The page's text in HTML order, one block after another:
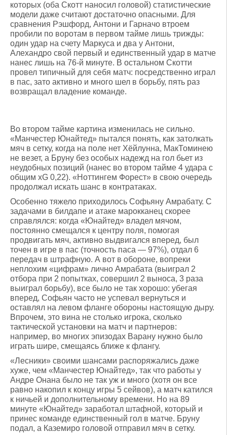
которых (оба Скотт наносил головой) статистические
модели даже считают достаточно опасными. Для
сравнения Рэшфорд, Антони и Гарначо втроем
пробили по воротам в первом тайме лишь трижды:
один удар на счету Маркуса и два у Антони,
Алехандро свой первый и единственный удар в матче
нанес лишь на 76-й минуте. В остальном Скотти
провел типичный для себя матч: посредственно играл
в пас, зато активно и много шел в борьбу, пять раз
возвращал владение команде.
Во втором тайме картина изменилась не сильно.
«Манчестер Юнайтед» пытался понять, как затолкать
мяч в сетку, когда на поле нет Хёйлунна, МакТоминею
не везет, а Бруну без особых надежд на гол бьет из
неудобных позиций (нанес во втором тайме 4 удара с
общим xG 0,22). «Ноттингем Форест» в свою очередь
продолжал искать шанс в контратаках.
Особенно тяжело приходилось Софьяну Амрабату. С
задачами в билдапе и атаке марокканец скорее
справлялся: когда «Юнайтед» владел мячом,
постоянно смещался к центру поля, помогая
продвигать мяч, активно выдвигался вперед, был
точен в игре в пас (точность паса — 97%), отдал 6
передач в штрафную. А вот в обороне, вопреки
неплохим «цифрам» лично Амрабата (выиграл 2
отбора при 2 попытках, совершил 2 выноса, 3 раза
выиграл борьбу), все было не так хорошо: убегая
вперед, Софьян часто не успевал вернуться и
оставлял на левом фланге обороны настоящую дыру.
Впрочем, это вина не столько игрока, сколько
тактической установки на матч и партнеров:
например, во многих эпизодах Варану нужно было
играть шире, смещаясь ближе к флангу.
«Лесники» своими шансами распоряжались даже
хуже, чем «Манчестер Юнайтед», так что работы у
Андре Онана было не так уж и много (хотя он все
равно накопил к концу игры 5 сейвов), а матч катился
к ничьей и дополнительному времени. Но на 89
минуте «Юнайтед» заработал штафной, который и
принес команде единственный гол в матче. Бруну
подал, а Каземиро головой отправил мяч в сетку.